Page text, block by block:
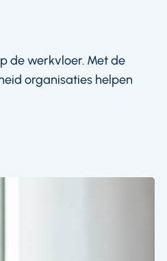
de werkvloer. Met de
organisaties helpen